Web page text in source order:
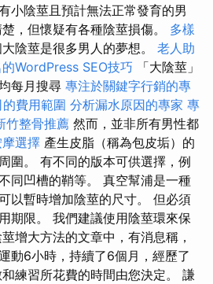
小陰莖且預計無法正常發育的男
，但懷疑有各種陰莖損傷。 多樣
陰莖是很多男人的夢想。 老人助
WordPress SEO技巧 「大陰莖」
每月搜尋 專注於關鍵字行銷的專
費用範圍 分析漏水原因的專家 專
竹整骨推薦 然而，並非所有男性都
選擇 產生皮脂（稱為包皮垢）的
圍。 有不同的版本可供選擇，例
同凹槽的鞘等。 真空幫浦是一種
以暫時增加陰莖的尺寸。 但必須
期限。 我們建議使用陰莖環來保
增大方法的文章中，有消息稱，
動6小時，持續了6個月，經歷了
練習所花費的時間由您決定。 謙